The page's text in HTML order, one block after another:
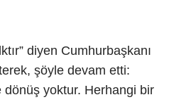
diyen Cumhurbaşkanı
şöyle devam etti:
dönüş yoktur. Herhangi bir